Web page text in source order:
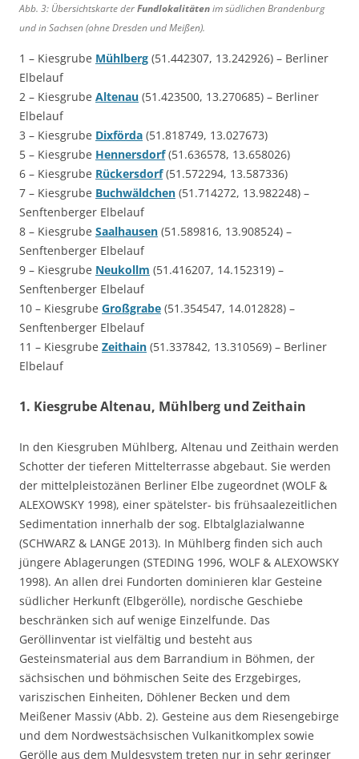
Abb. 3: Übersichtskarte derFundlokalitätenim südlichen Brandenburg
und in Sachsen (ohne Dresden und Meißen).
1 – Kiesgrube Mühlberg (51.442307, 13.242926) – Berliner
Elbelauf
2 – Kiesgrube Altenau (51.423500, 13.270685) – Berliner
Elbelauf
3 – Kiesgrube Dixförda (51.818749, 13.027673)
5 – Kiesgrube Hennersdorf(51.636578, 13.658026)
6 – Kiesgrube Rückersdorf(51.572294, 13.587336)
7 – Kiesgrube Buchwäldchen (51.714272, 13.982248) –
Senftenberger Elbelauf
8 – Kiesgrube Saalhausen (51.589816, 13.908524) –
Senftenberger Elbelauf
9 – Kiesgrube Neukollm (51.416207, 14.152319) –
Senftenberger Elbelauf
10 – Kiesgrube Großgrabe (51.354547, 14.012828) –
Senftenberger Elbelauf
11 – Kiesgrube Zeithain (51.337842, 13.310569) – Berliner
Elbelauf
1. Kiesgrube Altenau, Mühlberg und Zeithain
In den Kiesgruben Mühlberg, Altenau und Zeithain werden
Schotter der tieferen Mittelterrasse abgebaut. Sie werden
der mittelpleistozänen Berliner Elbe zugeordnet (WOLF &
ALEXOWSKY 1998), einer spätelster- bis frühsaalezeitlichen
Sedimentation innerhalb der sog. Elbtalglazialwanne
(SCHWARZ & LANGE 2013). In Mühlberg finden sich auch
jüngere Ablagerungen (STEDING 1996, WOLF & ALEXOWSKY
1998). An allen drei Fundorten dominieren klar Gesteine
südlicher Herkunft (Elbgerölle), nordische Geschiebe
beschränken sich auf wenige Einzelfunde. Das
Geröllinventar ist vielfältig und besteht aus
Gesteinsmaterial aus dem Barrandium in Böhmen, der
sächsischen und böhmischen Seite des Erzgebirges,
variszischen Einheiten, Döhlener Becken und dem
Meißener Massiv (Abb. 2). Gesteine aus dem Riesengebirge
und dem Nordwestsächsischen Vulkanitkomplex sowie
Gerölle aus dem Muldesystem treten nur in sehr geringer